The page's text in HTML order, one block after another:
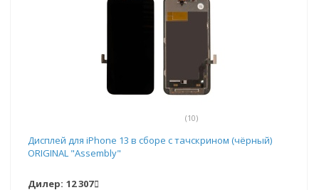
(10)
Дисплей для iPhone 13 в сборе с тачскрином (чёрный)
ORIGINAL "Assembly"
Дилер: 12 307